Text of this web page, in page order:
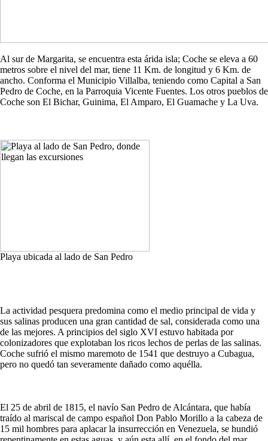
Al sur de Margarita, se encuentra esta árida isla; Coche se eleva a 60
metros sobre el nivel del mar, tiene 11 Km. de longitud y 6 Km. de
ancho. Conforma el Municipio Villalba, teniendo como Capital a San
Pedro de Coche, en la Parroquia Vicente Fuentes. Los otros pueblos de
Coche son El Bichar, Guinima, El Amparo, El Guamache y La Uva.
Playa ubicada al lado de San Pedro
La actividad pesquera predomina como el medio principal de vida y
sus salinas producen una gran cantidad de sal, considerada como una
de las mejores. A principios del siglo XVI estuvo habitada por
colonizadores que explotaban los ricos lechos de perlas de las salinas.
Coche sufrió el mismo maremoto de 1541 que destruyo a Cubagua,
pero no quedó tan severamente dañado como aquélla.
El 25 de abril de 1815, el navío San Pedro de Alcántara, que había
traído al mariscal de campo español Don Pablo Morillo a la cabeza de
15 mil hombres para aplacar la insurrección en Venezuela, se hundió